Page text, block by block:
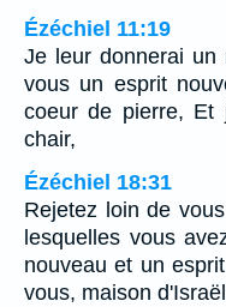
Ézéchiel 11:19
Je leur donnerai un
vous un esprit
coeur de pierre, Et
chair,
Ézéchiel 18:31
Rejetez loin de
lesquelles vous
nouveau et un
vous, maison